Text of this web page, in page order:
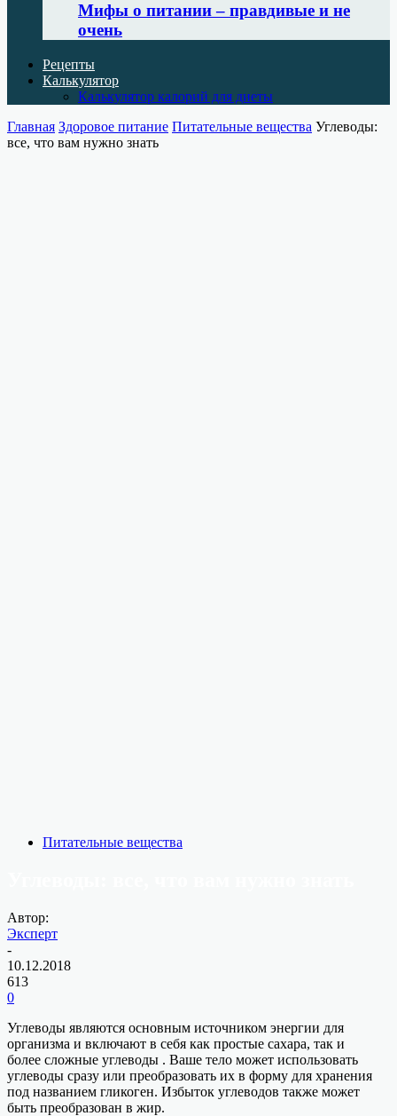
Мифы о питании – правдивые и не
очень
Рецепты
Калькулятор
Калькулятор калорий для диеты
Главная Здоровое питание Питательные вещества Углеводы:
все, что вам нужно знать
Питательные вещества
Автор:
Эксперт
-
10.12.2018
613
0
Углеводы являются основным источником энергии для
организма и включают в себя как простые сахара, так и
более сложные углеводы . Ваше тело может использовать
углеводы сразу или преобразовать их в форму для хранения
под названием гликоген. Избыток углеводов также может
быть преобразован в жир.